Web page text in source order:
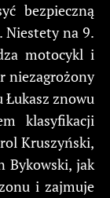
bezpieczną
Niestety na 9.
motocykl i
niezagrożony
Łukasz znowu
klasyfikacji
Kruszyński,
Bykowski, jak
i zajmuje